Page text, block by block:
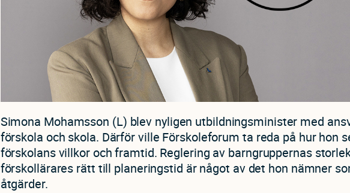
Simona Mohamsson (L) blev nyligen utbildningsminister med
förskola och skola. Därför ville Förskoleforum ta reda på hur hon
förskolans villkor och framtid. Reglering av barngruppernas
förskollärares rätt till planeringstid är något av det hon nämner
åtgärder.